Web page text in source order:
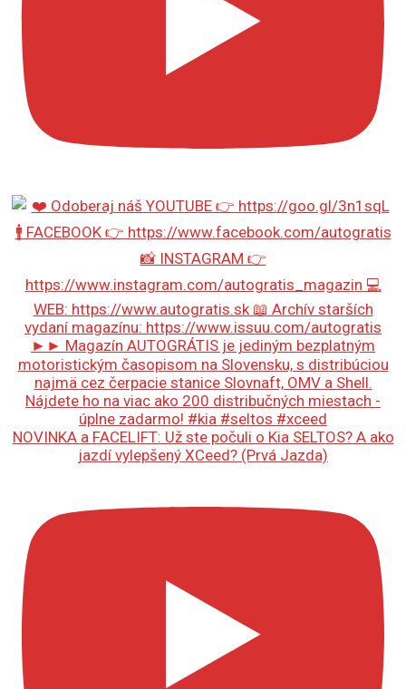
NOVINKA a FACELIFT: Už ste počuli o Kia SELTOS? A ako
jazdí vylepšený XCeed? (Prvá Jazda)